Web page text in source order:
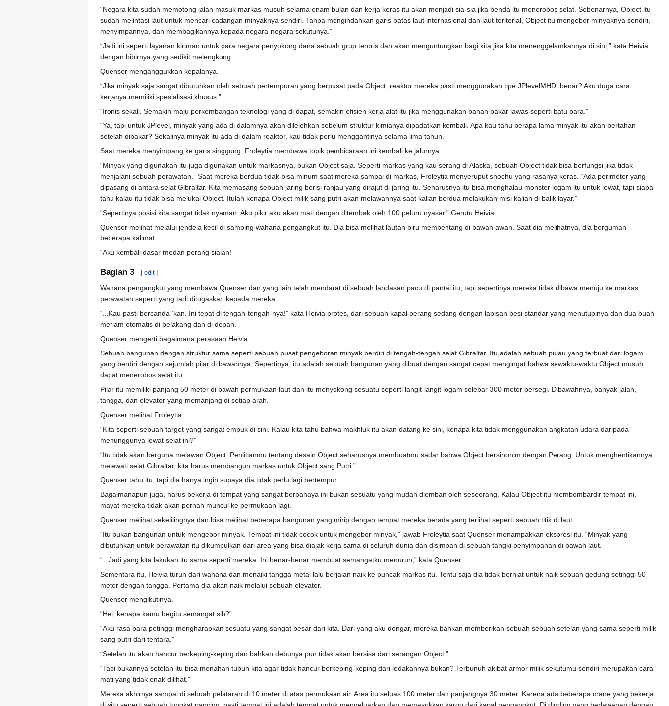
“Negara kita sudah memotong jalan masuk markas musuh selama enam bulan dan kerja keras itu akan menjadi sia-sia jika benda itu menerobos selat. Sebenarnya, Object itu
sudah melintasi laut untuk mencari cadangan minyaknya sendiri. Tanpa mengindahkan garis batas laut internasional dan laut teritorial, Object itu mengebor minyaknya sendiri,
menyimpannya, dan membagikannya kepada negara-negara sekutunya.”
“Jadi ini seperti layanan kiriman untuk para negara penyokong dana sebuah grup teroris dan akan menguntungkan bagi kita jika kita menenggelamkannya di sini,” kata Heivia
dengan bibirnya yang sedikit melengkung.
Quenser menganggukkan kepalanya.
“Jika minyak saja sangat dibutuhkan oleh sebuah pertempuran yang berpusat pada Object, reaktor mereka pasti menggunakan tipe JPlevelMHD, benar? Aku duga cara
kerjanya memiliki spesialisasi khusus.”
“Ironis sekali. Semakin maju perkembangan teknologi yang di dapat, semakin efisien kerja alat itu jika menggunakan bahan bakar lawas seperti batu bara.”
“Ya, tapi untuk JPlevel, minyak yang ada di dalamnya akan dilelehkan sebelum struktur kimianya dipadatkan kembali. Apa kau tahu berapa lama minyak itu akan bertahan
setelah dibakar? Sekalinya minyak itu ada di dalam reaktor, kau tidak perlu menggantinya selama lima tahun.”
Saat mereka menyimpang ke garis singgung, Froleytia membawa topik pembicaraan ini kembali ke jalurnya.
“Minyak yang digunakan itu juga digunakan untuk markasnya, bukan Object saja. Seperti markas yang kau serang di Alaska, sebuah Object tidak bisa berfungsi jika tidak
menjalani sebuah perawatan.” Saat mereka berdua tidak bisa minum saat mereka sampai di markas, Froleytia menyeruput shochu yang rasanya keras. “Ada perimeter yang
dipasang di antara selat Gibraltar. Kita memasang sebuah jaring berisi ranjau yang dirajut di jaring itu. Seharusnya itu bisa menghalau monster logam itu untuk lewat, tapi siapa
tahu kalau itu tidak bisa melukai Object. Itulah kenapa Object milik sang putri akan melawannya saat kalian berdua melakukan misi kalian di balik layar.”
“Sepertinya posisi kita sangat tidak nyaman. Aku pikir aku akan mati dengan ditembak oleh 100 peluru nyasar.” Gerutu Heivia.
Quenser melihat melalui jendela kecil di samping wahana pengangkut itu. Dia bisa melihat lautan biru membentang di bawah awan. Saat dia melihatnya, dia berguman
beberapa kalimat.
“Aku kembali dasar medan perang sialan!”
Bagian 3 [ edit ]
Wahana pengangkut yang membawa Quenser dan yang lain telah mendarat di sebuah landasan pacu di pantai itu, tapi sepertinya mereka tidak dibawa menuju ke markas
perawatan seperti yang tadi ditugaskan kepada mereka.
“...Kau pasti bercanda ‘kan. Ini tepat di tengah-tengah-nya!” kata Heivia protes, dari sebuah kapal perang sedang dengan lapisan besi standar yang menutupinya dan dua buah
meriam otomatis di belakang dan di depan.
Quenser mengerti bagaimana perasaan Heivia.
Sebuah bangunan dengan struktur sama seperti sebuah pusat pengeboran minyak berdiri di tengah-tengah selat Gibraltar. Itu adalah sebuah pulau yang terbuat dari logam
yang berdiri dengan sejumlah pilar di bawahnya. Sepertinya, itu adalah sebuah bangunan yang dibuat dengan sangat cepat mengingat bahwa sewaktu-waktu Object musuh
dapat menerobos selat itu.
Pilar itu memiliki panjang 50 meter di bawah permukaan laut dan itu menyokong sesuatu seperti langit-langit logam selebar 300 meter persegi. Dibawahnya, banyak jalan,
tangga, dan elevator yang memanjang di setiap arah.
Quenser melihat Froleytia.
“Kita seperti sebuah target yang sangat empuk di sini. Kalau kita tahu bahwa makhluk itu akan datang ke sini, kenapa kita tidak menggunakan angkatan udara daripada
menunggunya lewat selat ini?”
“Itu tidak akan berguna melawan Object. Penlitianmu tentang desain Object seharusnya membuatmu sadar bahwa Object bersinonim dengan Perang. Untuk menghentikannya
melewati selat Gibraltar, kita harus membangun markas untuk Object sang Putri.”
Quenser tahu itu, tapi dia hanya ingin supaya dia tidak perlu lagi bertempur.
Bagaimanapun juga, harus bekerja di tempat yang sangat berbahaya ini bukan sesuatu yang mudah diemban oleh seseorang. Kalau Object itu membombardir tempat ini,
mayat mereka tidak akan pernah muncul ke permukaan lagi.
Quenser melihat sekelilingnya dan bisa melihat beberapa bangunan yang mirip dengan tempat mereka berada yang terlihat seperti sebuah titik di laut.
“Itu bukan bangunan untuk mengebor minyak. Tempat ini tidak cocok untuk mengebor minyak,” jawab Froleytia saat Quenser menampakkan ekspresi itu. “Minyak yang
dibutuhkan untuk perawatan itu dikumpulkan dari area yang bisa diajak kerja sama di seluruh dunia dan disimpan di sebuah tangki penyimpanan di bawah laut.
“...Jadi yang kita lakukan itu sama seperti mereka. Ini benar-benar membuat semangatku menurun,” kata Quenser.
Sementara itu, Heivia turun dari wahana dan menaiki tangga metal lalu berjalan naik ke puncak markas itu. Tentu saja dia tidak berniat untuk naik sebuah gedung setinggi 50
meter dengan tangga. Pertama dia akan naik melalui sebuah elevator.
Quenser mengikutinya.
“Hei, kenapa kamu begitu semangat sih?”
“Aku rasa para petinggi mengharapkan sesuatu yang sangat besar dari kita. Dari yang aku dengar, mereka bahkan memberikan sebuah sebuah setelan yang sama seperti milik
sang putri dari tentara.”
“Setelan itu akan hancur berkeping-keping dan bahkan debunya pun tidak akan bersisa dari serangan Object.”
“Tapi bukannya setelan itu bisa menahan tubuh kita agar tidak hancur berkeping-keping dari ledakannya bukan? Terbunuh akibat armor milik sekutumu sendiri merupakan cara
mati yang tidak enak dilihat.”
Mereka akhirnya sampai di sebuah pelataran di 10 meter di atas permukaan air. Area itu seluas 100 meter dan panjangnya 30 meter. Karena ada beberapa crane yang bekerja